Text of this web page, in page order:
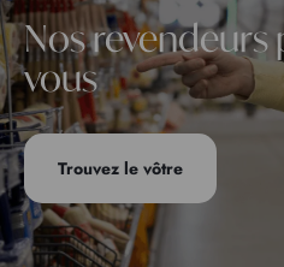
Nos revendeurs
vous
Trouvez le vôtre